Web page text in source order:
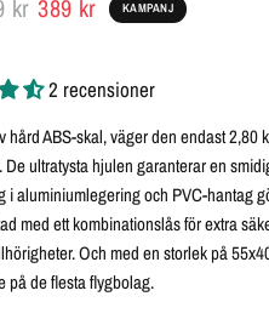
kr 389 kr KAMPANJ
2 recensioner
hård ABS-skal, väger den endast 2,80
De ultratysta hjulen garanterar en
i aluminiumlegering och PVC-hantag
med ett kombinationslås för extra
Och med en storlek på
på de flesta flygbolag.